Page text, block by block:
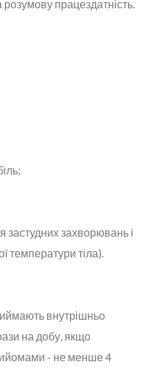
працездатність.
захворювань і
температури тіла).
внутрішньо
на добу, якщо
- не менше 4